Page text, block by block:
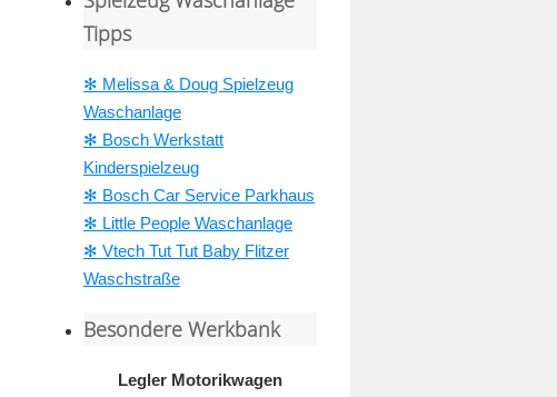
Tipps
✻ Melissa & Doug Spielzeug
Waschanlage
✻ Bosch Werkstatt
Kinderspielzeug
✻ Bosch Car Service Parkhaus
✻ Little People Waschanlage
✻ Vtech Tut Tut Baby Flitzer
Waschstraße
Besondere Werkbank
Legler Motorikwagen